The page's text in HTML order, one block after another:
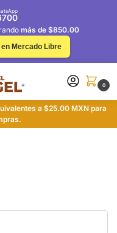
más de $850.00
Mercado Libre
0
a $25.00 MXN para